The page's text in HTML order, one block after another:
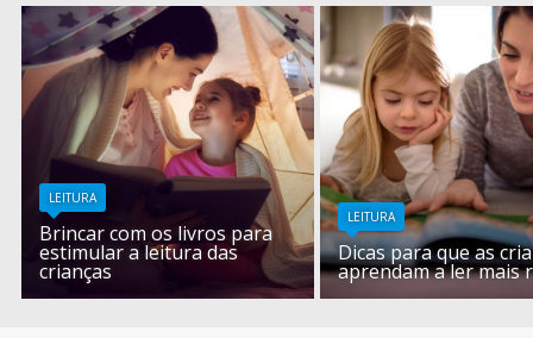
LEITURA
Brincar com os livros para
estimular a leitura das
crianças
LEITURA
Dicas para que as
aprendam a ler mais